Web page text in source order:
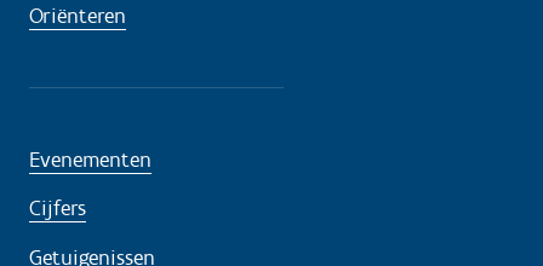
Oriënteren
Evenementen
Cijfers
Getuigenissen